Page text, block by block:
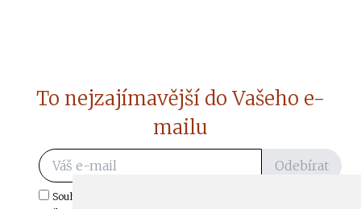
To nejzajímavější do Vašeho e-
mailu
Odebírat
Souhlasím s odběrem důležitých zpráv ze ČtiDoma.cz do mé e-